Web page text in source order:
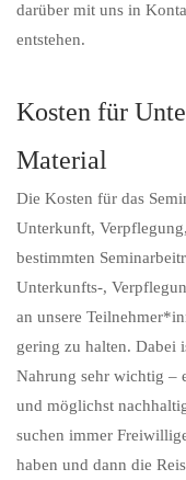
darüber mit uns in
entstehen.
Kosten für
Material
Die Kosten für das
Unterkunft,
bestimmten
Unterkunfts-,
an unsere
gering zu halten. Dabei
Nahrung sehr wichtig –
und möglichst
suchen immer
haben und dann die